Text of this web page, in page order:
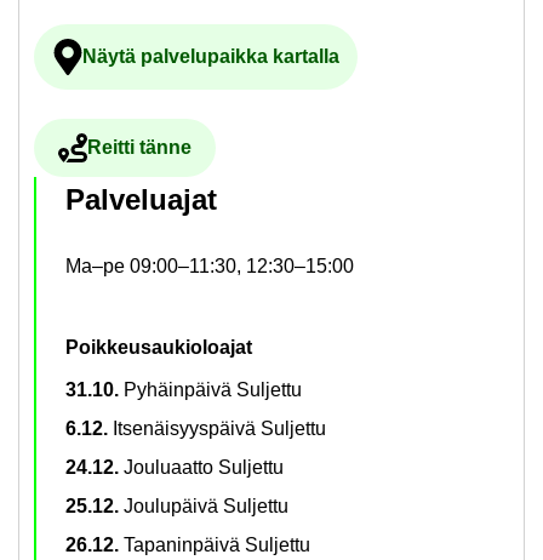
Ul­koi­nen pal­ve­lu avau­tuu uu­del­le
Näytä pal­ve­lu­paik­ka kar­tal­la
Ul­koi­nen pal­ve­lu avau­tuu uu­del­le vä­li­leh­del­le
Reit­ti tänne
Pal­ve­lua­jat
Ma–pe 09:00–11:30, 12:30–15:00
Poik­keus­au­kio­loa­jat
31.10. Py­häin­päi­vä Sul­jet­tu
6.12. It­se­näi­syys­päi­vä Sul­jet­tu
24.12. Jou­lu­aat­to Sul­jet­tu
25.12. Jou­lu­päi­vä Sul­jet­tu
26.12. Ta­pa­nin­päi­vä Sul­jet­tu